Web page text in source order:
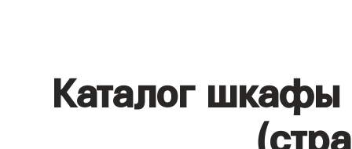
Каталог